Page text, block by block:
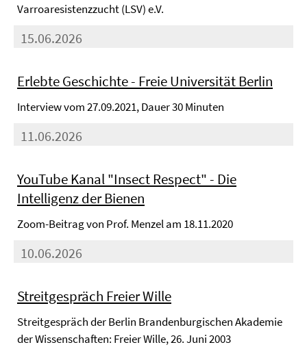
Varroaresistenzzucht (LSV) e.V.
15.06.2026
Erlebte Geschichte - Freie Universität Berlin
Interview vom 27.09.2021, Dauer 30 Minuten
11.06.2026
YouTube Kanal "Insect Respect" - Die
Intelligenz der Bienen
Zoom-Beitrag von Prof. Menzel am 18.11.2020
10.06.2026
Streitgespräch Freier Wille
Streitgespräch der Berlin Brandenburgischen Akademie
der Wissenschaften: Freier Wille, 26. Juni 2003